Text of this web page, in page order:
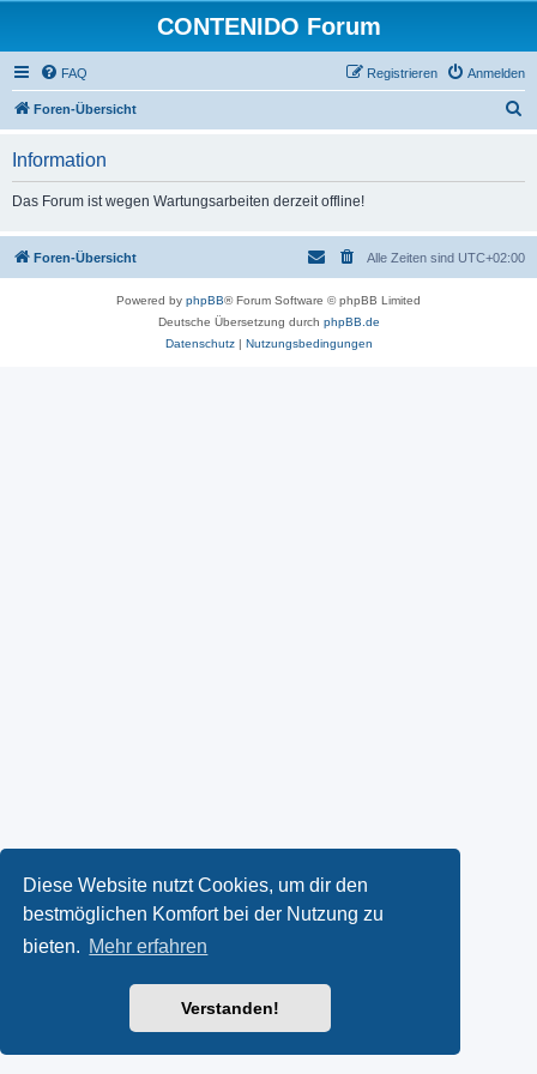
Diese Website nutzt Cookies, um dir den
bestmöglichen Komfort bei der Nutzung zu
bieten. Mehr erfahren
Verstanden!
CONTENIDO Forum
FAQ Anmelden
Registrieren
Foren-Übersicht
Information
Das Forum ist wegen Wartungsarbeiten derzeit offline!
Foren-Übersicht Alle Zeiten sind UTC+02:00
Powered by phpBB® Forum Software © phpBB Limited
Deutsche Übersetzung durch phpBB.de
Datenschutz| Nutzungsbedingungen